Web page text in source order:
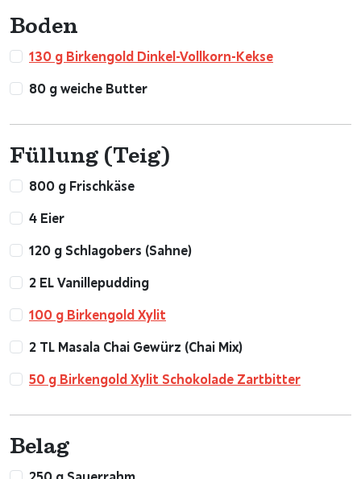
Boden
130 g Birkengold Dinkel-Vollkorn-Kekse
80 g weiche Butter
Füllung (Teig)
800 g Frischkäse
4 Eier
120 g Schlagobers (Sahne)
2 EL Vanillepudding
100 g Birkengold Xylit
2 TL Masala Chai Gewürz (Chai Mix)
50 g Birkengold Xylit Schokolade Zartbitter
Belag